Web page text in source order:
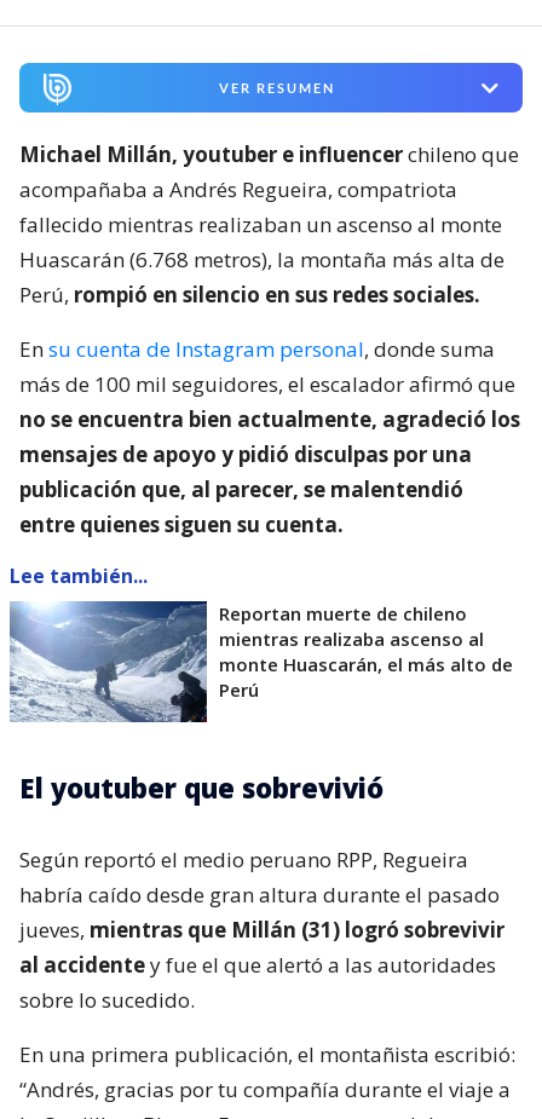
VER RESUMEN
Michael Millán, youtuber e influencerchileno que
acompañaba a Andrés Regueira, compatriota
fallecido mientras realizaban un ascenso al monte
Huascarán (6.768 metros), la montaña más alta de
Perú, rompió en silencio en sus redes sociales.
Ensu cuenta de Instagram personal, donde suma
más de 100 mil seguidores, el escalador afirmó que
no se encuentra bien actualmente, agradeció los
mensajes de apoyo y pidió disculpas por una
publicación que, al parecer, se malentendió
entre quienes siguen su cuenta.
Lee también...
Reportan muerte de chileno
mientras realizaba ascenso al
monte Huascarán, el más alto de
Perú
El youtuber que sobrevivió
Según reportó el medio peruano RPP, Regueira
habría caído desde gran altura durante el pasado
jueves, mientras que Millán (31) logró sobrevivir
al accidentey fue el que alertó a las autoridades
sobre lo sucedido.
En una primera publicación, el montañista escribió:
“Andrés, gracias por tu compañía durante el viaje a